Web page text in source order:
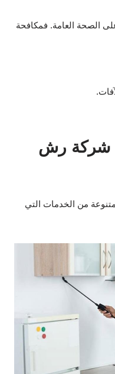
الصحة العامة. فمكافحة
شركة رش
من الخدمات التي